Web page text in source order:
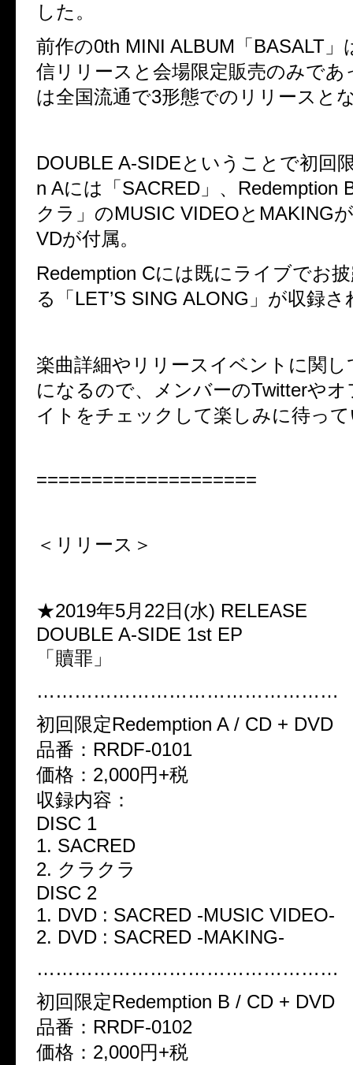
した。
前作の0th MINI ALBUM 「 BASALT
信リリースと会場限定販売のみであ
は全国流通で3形態でのリリースと
DOUBLE A-SIDEということで初回
n Aには「 SACRED 」、 Redemption
クラ」のMUSIC VIDEOと MAKING
VDが付属。
Redemption Cには既にライブでお
る「 LET’S SING ALONG 」が収録さ
楽曲詳細やリリースイベントに関し
になるので、メンバーのTwitterやオ
イトをチェックして楽しみに待っ
====================
＜リリース＞
★2019年5月 22日 (水) RELEASE
DOUBLE A-SIDE 1st EP
「贖罪」
…………………………………………
初回限定Redemption A / CD + DVD
品番： RRDF-0101
価格： 2,000円+税
収録内容：
DISC 1
1. SACRED
2. クラクラ
DISC 2
1. DVD : SACRED -MUSIC VIDEO-
2. DVD : SACRED -MAKING-
…………………………………………
初回限定Redemption B / CD + DVD
品番： RRDF-0102
価格： 2,000円+税